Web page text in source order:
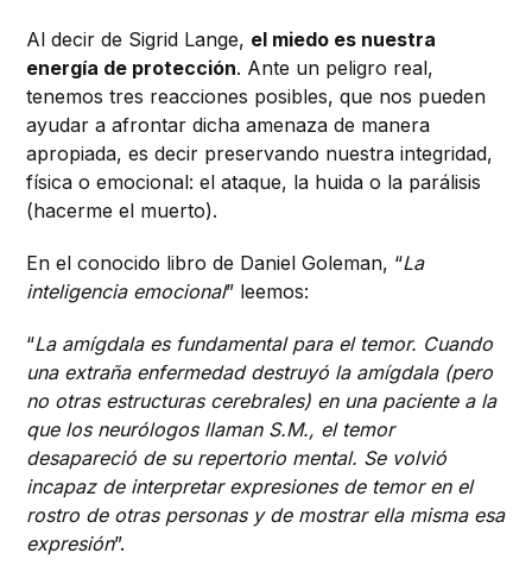
Al decir de Sigrid Lange, el miedo es nuestra
energía de protección. Ante un peligro real,
tenemos tres reacciones posibles, que nos pueden
ayudar a afrontar dicha amenaza de manera
apropiada, es decir preservando nuestra integridad,
física o emocional: el ataque, la huida o la parálisis
(hacerme el muerto).
En el conocido libro de Daniel Goleman, “La
inteligencia emocional” leemos:
“La amígdala es fundamental para el temor. Cuando
una extraña enfermedad destruyó la amígdala (pero
no otras estructuras cerebrales) en una paciente a la
que los neurólogos llaman S.M., el temor
desapareció de su repertorio mental. Se volvió
incapaz de interpretar expresiones de temor en el
rostro de otras personas y de mostrar ella misma esa
expresión”.